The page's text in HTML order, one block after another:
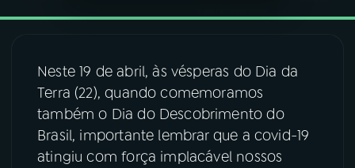
08FESTIVAL DE MÚSICA
ACOMPANHE A RÁDIO NACIONAL
Neste 19 de abril, às vésperas do Dia da
Terra (22), quando comemoramos
também o Dia do Descobrimento do
Brasil, importante lembrar que a covid-19
atingiu com força implacável nossos